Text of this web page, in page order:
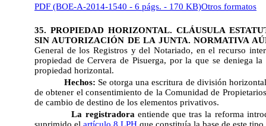
PDF (BOE-A-2014-1540 - 6 págs. - 170 KB)Otros formatos
35. PROPIEDAD HORIZONTAL. CLÁUSULA
SIN AUTORIZACIÓN DE LA JUNTA. NORMATIVA
General de los Registros y del Notariado, en el recurso
propiedad de Cervera de Pisuerga, por la que se deniega
propiedad horizontal.
Hechos: Se otorga una escritura de división
de obtener el consentimiento de la Comunidad de
de cambio de destino de los elementos privativos.
La registradora entiende que tras la reforma